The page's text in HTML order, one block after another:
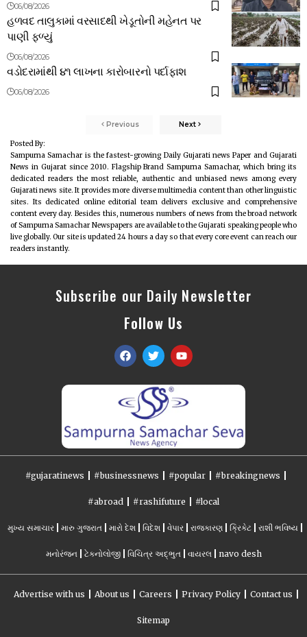
06/08/2026
હળવદ તાલુકામાં વરસાદથી ખેડૂતોની મહેનત પર
પાણી ફળ્યું
06/08/2026
વડોદરામાંથી ૪૧ લાખના કારોબારનો પર્દાફાશ
06/08/2026
Previous Next
Posted By:
Sampurna Samachar is the fastest-growing Daily Gujarati news Paper and Gujarati
News in Gujarat since 2010. Flagship Brand Sampurna Samachar, which bring its
dedicated readers the most reliable, authentic and unbiased news among every
Gujarati news site. It provides more diverse multimedia content than other linguistic
sites. Its dedicated online editorial team delivers exclusive and comprehensive
content every day. Besides this, numerous numbers of news from the broad network
of Sampurna Samachar Newspapers are available to the Gujarati speaking people who
live globally. Our site is updated 24 hours a day so that every core event can reach our
readers instantly.
Subscribe our Daily Newsletter
Follow Us
#gujaratinews #businessnews #popular #breakingnews
#abroad #rashifuture #local
મુખ્ય સમાચાર મારુ ગુજરાત મારો દેશ વિદેશ વેપાર રાજકારણ ક્રિકેટ રાશી ભવિષ્ય
મનોરંજન ટેકનોલોજી વિચિત્ર અદ્ભુત વાયરલ navo desh
Advertise with us About us Careers Privacy Policy Contact us
Sitemap